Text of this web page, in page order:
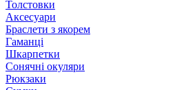
Толстовки
Аксесуари
Браслети з якорем
Гаманці
Шкарпетки
Сонячні окуляри
Рюкзаки